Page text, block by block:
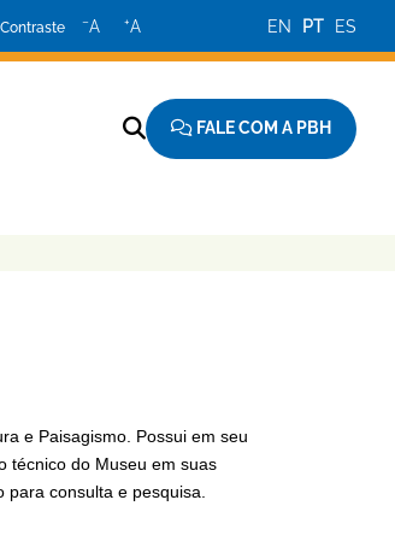
−A +A EN PT ES
FALE COM A PBH
e Paisagismo. Possui em seu
técnico do Museu em suas
para consulta e pesquisa.